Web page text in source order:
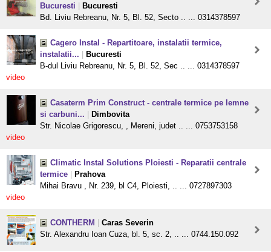
Bucuresti
Bucuresti
Bd. Liviu Rebreanu, Nr. 5, Bl. 52, Secto .. ... 0314378597
Cagero Instal - Repartitoare, instalatii termice,
instalatii...
Bucuresti
B-dul Liviu Rebreanu, Nr. 5, Bl. 52, Sec .. ... 0314378597
video
Casaterm Prim Construct - centrale termice pe lemne
si carbuni...
Dimbovita
Str. Nicolae Grigorescu, , Mereni, judet .. ... 0753753158
video
Climatic Instal Solutions Ploiesti - Reparatii centrale
termice
Prahova
Mihai Bravu , Nr. 239, bl C4, Ploiesti, .. ... 0727897303
video
CONTHERM
Caras Severin
Str. Alexandru Ioan Cuza, bl. 5, sc. 2, .. ... 0744.150.092